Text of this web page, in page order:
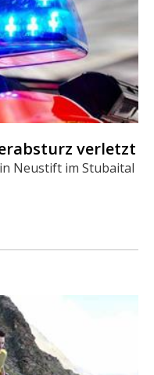
verletzt
Neustift im Stubaital zu